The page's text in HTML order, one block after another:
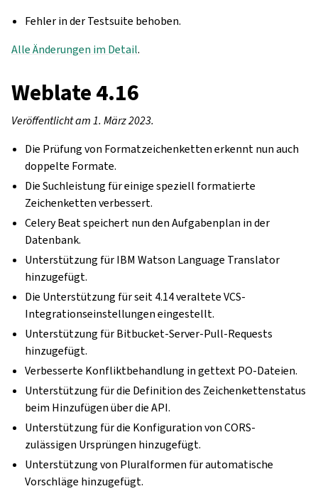
Fehler in der Testsuite behoben.
Alle Änderungen im Detail.
Weblate 4.16
Veröffentlicht am 1. März 2023.
Die Prüfung von Formatzeichenketten erkennt nun auch
doppelte Formate.
Die Suchleistung für einige speziell formatierte
Zeichenketten verbessert.
Celery Beat speichert nun den Aufgabenplan in der
Datenbank.
Unterstützung für IBM Watson Language Translator
hinzugefügt.
Die Unterstützung für seit 4.14 veraltete VCS-
Integrationseinstellungen eingestellt.
Unterstützung für Bitbucket-Server-Pull-Requests
hinzugefügt.
Verbesserte Konfliktbehandlung in gettext PO-Dateien.
Unterstützung für die Definition des Zeichenkettenstatus
beim Hinzufügen über die API.
Unterstützung für die Konfiguration von CORS-
zulässigen Ursprüngen hinzugefügt.
Unterstützung von Pluralformen für automatische
Vorschläge hinzugefügt.